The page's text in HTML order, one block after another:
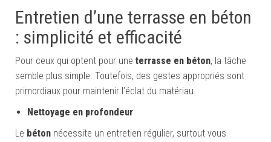
Entretien d’une terrasse en béton
: simplicité et efficacité
Pour ceux qui optent pour une terrasse en béton, la tâche
semble plus simple. Toutefois, des gestes appropriés sont
primordiaux pour maintenir l’éclat du matériau.
Nettoyage en profondeur
Le béton nécessite un entretien régulier, surtout vous